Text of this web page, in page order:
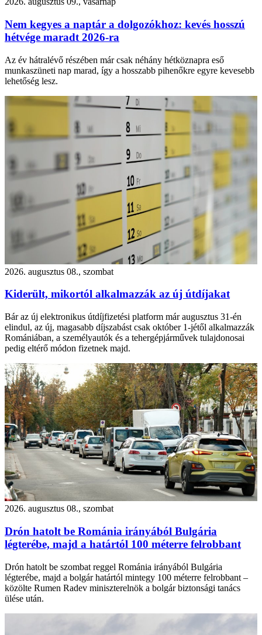
Nem kegyes a naptár a dolgozókhoz: kevés hosszú
hétvége maradt 2026-ra
Az év hátralévő részében már csak néhány hétköznapra eső
munkaszüneti nap marad, így a hosszabb pihenőkre egyre kevesebb
lehetőség lesz.
2026. augusztus 08., szombat
Kiderült, mikortól alkalmazzák az új útdíjakat
Bár az új elektronikus útdíjfizetési platform már augusztus 31-én
elindul, az új, magasabb díjszabást csak október 1-jétől alkalmazzák
Romániában, a személyautók és a tehergépjárművek tulajdonosai
pedig eltérő módon fizetnek majd.
2026. augusztus 08., szombat
Drón hatolt be Románia irányából Bulgária
légterébe, majd a határtól 100 méterre felrobbant
Drón hatolt be szombat reggel Románia irányából Bulgária
légterébe, majd a bolgár határtól mintegy 100 méterre felrobbant –
közölte Rumen Radev miniszterelnök a bolgár biztonsági tanács
ülése után.